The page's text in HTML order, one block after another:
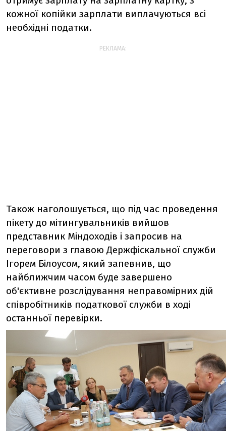
кожної копійки зарплати виплачуються всі
необхідні податки.
РЕКЛАМА:
Також наголошується, що під час проведення
пікету до мітингувальників вийшов
представник Міндоходів і запросив на
переговори з главою Держфіскальної служби
Ігорем Білоусом, який запевнив, що
найближчим часом буде завершено
об'єктивне розслідування неправомірних дій
співробітників податкової служби в ході
останньої перевірки.